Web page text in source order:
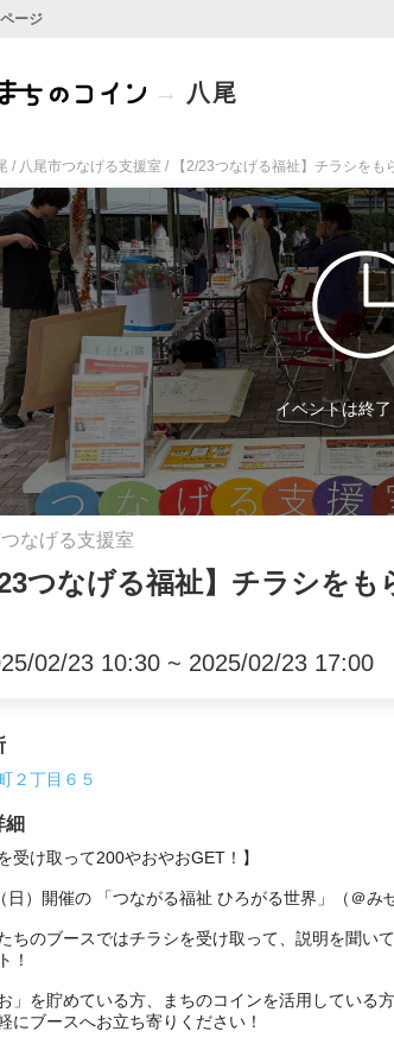
/ 八尾市つなげる支援室 / 【2/23つなげる福祉】チラシをも
イベントは終
なげる支援室
23つなげる福祉】チラシを
02/23 10:30 ~ 2025/02/23 17:00
２丁目６５
細
受け取って200やおやおGET！】
日）開催の 「つながる福祉 ひろがる世界」（＠み
ちのブースではチラシを受け取って、説明を聞い
！
お」を貯めている方、まちのコインを活用している
にブースへお立ち寄りください！
ージ
八尾